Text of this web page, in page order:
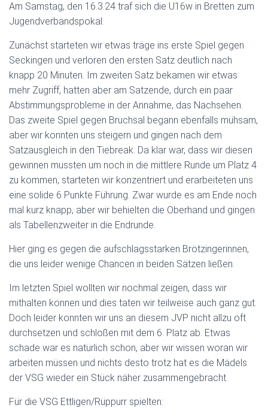
Am Samstag, den 16.3.24 traf sich die U16w in Bretten zum
Jugendverbandspokal.
Zunächst starteten wir etwas träge ins erste Spiel gegen
Seckingen und verloren den ersten Satz deutlich nach
knapp 20 Minuten. Im zweiten Satz bekamen wir etwas
mehr Zugriff, hatten aber am Satzende, durch ein paar
Abstimmungsprobleme in der Annahme, das Nachsehen.
Das zweite Spiel gegen Bruchsal begann ebenfalls mühsam,
aber wir konnten uns steigern und gingen nach dem
Satzausgleich in den Tiebreak. Da klar war, dass wir diesen
gewinnen mussten um noch in die mittlere Runde um Platz 4
zu kommen, starteten wir konzentriert und erarbeiteten uns
eine solide 6 Punkte Führung. Zwar wurde es am Ende noch
mal kurz knapp, aber wir behielten die Oberhand und gingen
als Tabellenzweiter in die Endrunde.
Hier ging es gegen die aufschlagsstarken Brötzingerinnen,
die uns leider wenige Chancen in beiden Sätzen ließen.
Im letzten Spiel wollten wir nochmal zeigen, dass wir
mithalten können und dies taten wir teilweise auch ganz gut.
Doch leider konnten wir uns an diesem JVP nicht allzu oft
durchsetzen und schloßen mit dem 6. Platz ab. Etwas
schade war es natürlich schon, aber wir wissen woran wir
arbeiten müssen und nichts desto trotz hat es die Mädels
der VSG wieder ein Stück näher zusammengebracht.
Für die VSG Ettligen/Rüppurr spielten: